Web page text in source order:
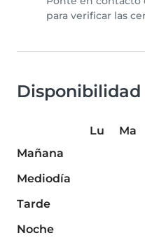
para verificar las
Disponibilidad
Lu Ma
Mañana
Mediodía
Tarde
Noche